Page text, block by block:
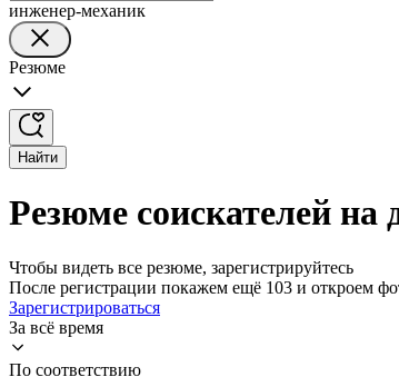
инженер-механик
Резюме
Найти
Резюме соискателей на
Чтобы видеть все резюме, зарегистрируйтесь
После регистрации покажем ещё 103 и откроем
Зарегистрироваться
За всё время
По соответствию